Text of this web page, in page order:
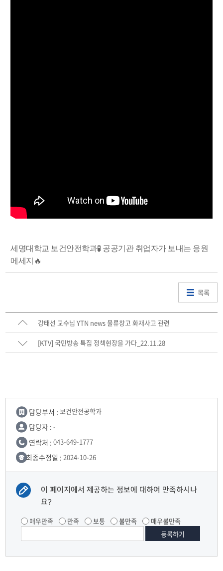
세명대학교 보건안전학과🧪 공공기관 취업자가 보내는 응원
메세지🔥
목록
강태선 교수님 YTN news 물류창고 화재사고 관련
[KTV] 국민방송 특집 정책현장을 가다_22.11.28
담당부서 : 보건안전공학과
담당자 : -
연락처 : 043-649-1777
최종수정일 : 2024-10-26
이 페이지에서 제공하는 정보에 대하여 만족하시나
요?
매우만족 만족 보통 불만족 매우불만족